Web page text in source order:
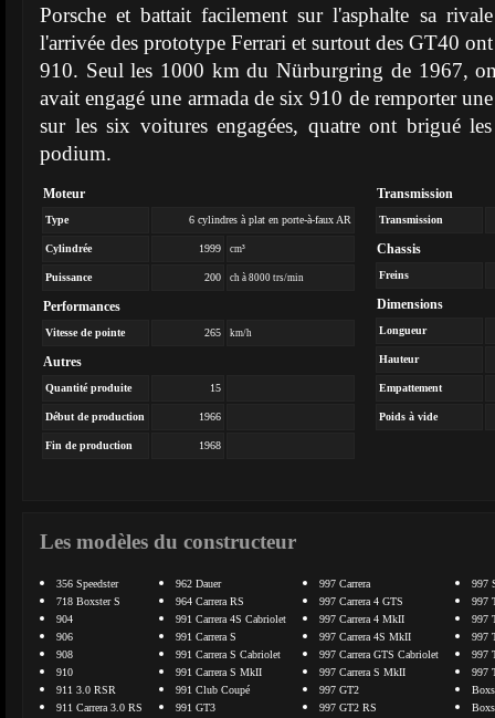
Porsche et battait facilement sur l'asphalte sa
l'arrivée des prototype Ferrari et surtout des GT40
910. Seul les 1000 km du Nürburgring de 1967,
avait engagé une armada de six 910 de remporter
sur les six voitures engagées, quatre ont brigué
podium.
Moteur
Type 6 cylindres à plat en porte-à-faux AR
Cylindrée 1999 cm³
Puissance 200 ch à 8000 trs/min
Performances
Vitesse de pointe 265 km/h
Autres
Quantité produite 15
Début de production 1966
Fin de production 1968
Transmission
Transmission
Chassis
Freins
Dimensions
Longueur
Hauteur
Empattement
Poids à vide
Les modèles du constructeur
356 Speedster
718 Boxster S
904
906
908
910
911 3.0 RSR
911 Carrera 3.0 RS
962 Dauer
964 Carrera RS
991 Carrera 4S Cabriolet
991 Carrera S
991 Carrera S Cabriolet
991 Carrera S MkII
991 Club Coupé
991 GT3
997 Carrera
997 Carrera 4 GTS
997 Carrera 4 MkII
997 Carrera 4S MkII
997 Carrera GTS Cabriolet
997 Carrera S MkII
997 GT2
997 GT2 RS
997
997
997
997
997
997